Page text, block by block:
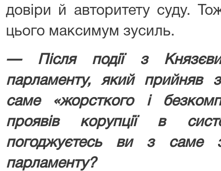
довіри й авторитету суду.
цього максимум зусиль.
— Після події з
парламенту, який прийняв
саме «жорсткого і
проявів корупції в
погоджуєтесь ви з саме
парламенту?